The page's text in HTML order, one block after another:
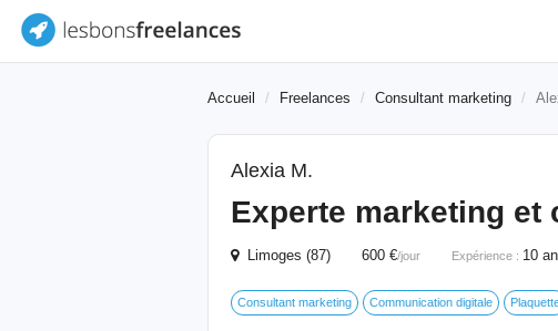
Accueil Freelances Consultant marketing
Alexia M.
Experte marketing et
Limoges (87) 600 €/jour Expérience : 10
Consultant marketing Communication digitale